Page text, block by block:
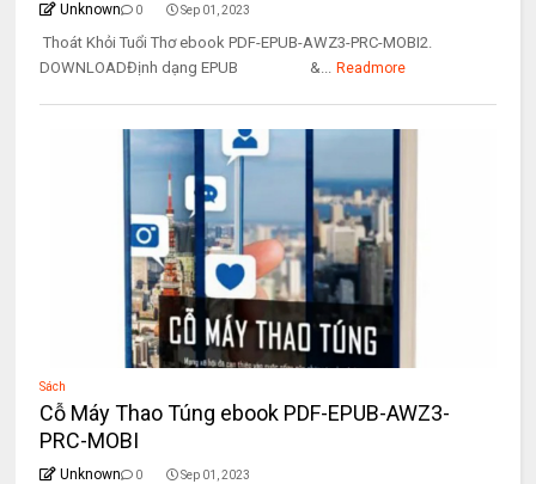
Unknown 0 Sep 01, 2023
Thoát Khỏi Tuổi Thơ ebook PDF-EPUB-AWZ3-PRC-MOBI2.
DOWNLOADĐịnh dạng EPUB &... Readmore
Sách
Cỗ Máy Thao Túng ebook PDF-EPUB-AWZ3-
PRC-MOBI
Unknown 0 Sep 01, 2023